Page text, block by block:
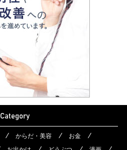
Category
からだ・美容
お金